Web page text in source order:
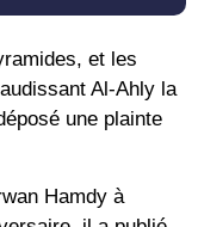
et les
Al-Ahly la
une plainte
Hamdy à